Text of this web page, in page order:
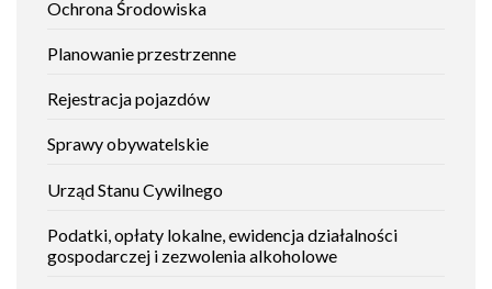
Ochrona Środowiska
Planowanie przestrzenne
Rejestracja pojazdów
Sprawy obywatelskie
Urząd Stanu Cywilnego
Podatki, opłaty lokalne, ewidencja działalności
gospodarczej i zezwolenia alkoholowe